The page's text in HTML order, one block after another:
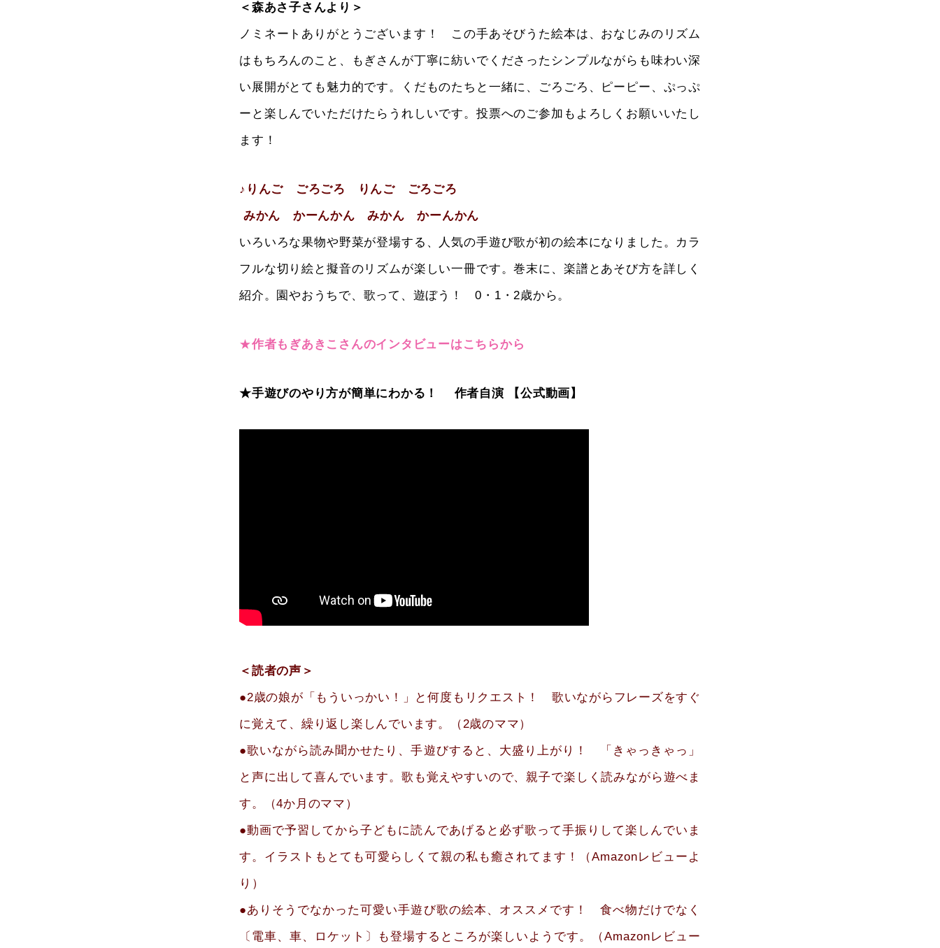
＜森あさ子さんより＞
ノミネートありがとうございます！ この手あそびうた絵本は、おなじみのリズム
はもちろんのこと、もぎさんが丁寧に紡いでくださったシンプルながらも味わい深
い展開がとても魅力的です。くだものたちと一緒に、ごろごろ、ピーピー、ぷっぷ
ーと楽しんでいただけたらうれしいです。投票へのご参加もよろしくお願いいたし
ます！
♪りんご ごろごろ りんご ごろごろ
みかん かーんかん みかん かーんかん
いろいろな果物や野菜が登場する、人気の手遊び歌が初の絵本になりました。カラ
フルな切り絵と擬音のリズムが楽しい一冊です。巻末に、楽譜とあそび方を詳しく
紹介。園やおうちで、歌って、遊ぼう！ 0・1・2歳から。
★作者もぎあきこさんのインタビューはこちらから
★手遊びのやり方が簡単にわかる！ 作者自演 【公式動画】
＜読者の声＞
●2歳の娘が「もういっかい！」と何度もリクエスト！ 歌いながらフレーズをすぐ
に覚えて、繰り返し楽しんでいます。（2歳のママ）
●歌いながら読み聞かせたり、手遊びすると、大盛り上がり！ 「きゃっきゃっ」
と声に出して喜んでいます。歌も覚えやすいので、親子で楽しく読みながら遊べま
す。（4か月のママ）
●動画で予習してから子どもに読んであげると必ず歌って手振りして楽しんでいま
す。イラストもとても可愛らしくて親の私も癒されてます！（Amazonレビューよ
り）
●ありそうでなかった可愛い手遊び歌の絵本、オススメです！ 食べ物だけでなく
〔電車、車、ロケット〕も登場するところが楽しいようです。（Amazonレビュー